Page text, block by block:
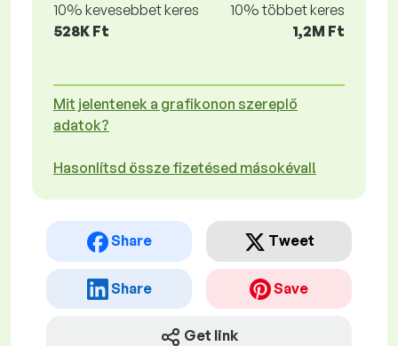
10% kevesebbet keres
528K Ft
10% többet keres
1,2M Ft
Mit jelentenek a grafikonon szereplő
adatok?
Hasonlítsd össze fizetésed másokéval!
Share Tweet
Share Save
Get link